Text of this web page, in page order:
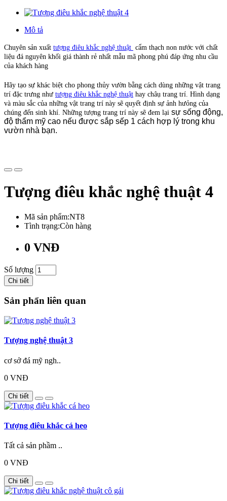
Mô tả
Chuyên sản xuất tượng điêu khắc nghệ thuật cẩm thạch non nước với chất
liệu đá nguyên khối giá thành rẻ nhất mẫu mã phong phú đáp ứng nhu cầu
của khách hàng
Hãy tạo sự khác biệt cho phong thủy vườn bằng cách dùng những vật trang
trí đặc trưng như tượng điêu khắc nghệ thuật hay châụ trang trí. Hình dạng
và màu sắc của những vật trang trí này sẽ quyết định sự ảnh hưỏng của
chúng đến sinh khí. Những tượng trang trí này sẽ đem lại sự sống động,
độ thẩm mỹ cao nếu được sắp sếp 1 cách hợp lý trong khu
vườn nhà bạn.
Tượng điêu khắc nghệ thuật 4
Mã sản phẩm:NT8
Tình trạng:Còn hàng
0 VNĐ
Số lượng
Chi tiết
Sản phẩn liên quan
Tượng nghệ thuật 3
cơ sở đá mỹ ngh..
0 VNĐ
Chi tiết
Tượng điêu khắc cá heo
Tất cả sản phầm ..
0 VNĐ
Chi tiết